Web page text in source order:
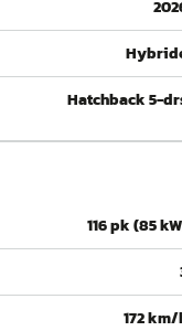
Hatchback 5-
116 pk (85
172